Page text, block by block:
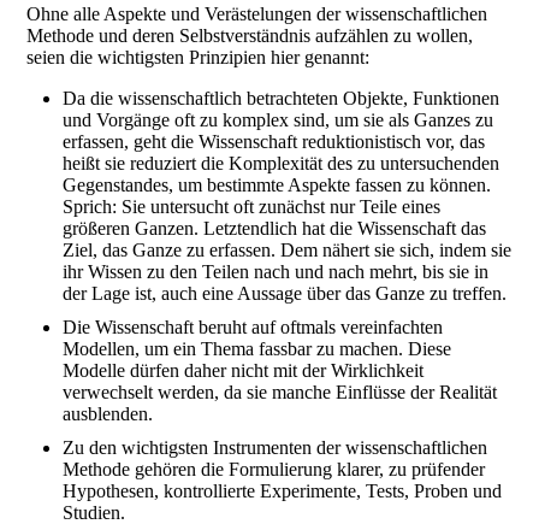
Ohne alle Aspekte und Verästelungen der wissenschaftlichen
Methode und deren Selbstverständnis aufzählen zu wollen,
seien die wichtigsten Prinzipien hier genannt:
Da die wissenschaftlich betrachteten Objekte, Funktionen
und Vorgänge oft zu komplex sind, um sie als Ganzes zu
erfassen, geht die Wissenschaft reduktionistisch vor, das
heißt sie reduziert die Komplexität des zu untersuchenden
Gegenstandes, um bestimmte Aspekte fassen zu können.
Sprich: Sie untersucht oft zunächst nur Teile eines
größeren Ganzen. Letztendlich hat die Wissenschaft das
Ziel, das Ganze zu erfassen. Dem nähert sie sich, indem sie
ihr Wissen zu den Teilen nach und nach mehrt, bis sie in
der Lage ist, auch eine Aussage über das Ganze zu treffen.
Die Wissenschaft beruht auf oftmals vereinfachten
Modellen, um ein Thema fassbar zu machen. Diese
Modelle dürfen daher nicht mit der Wirklichkeit
verwechselt werden, da sie manche Einflüsse der Realität
ausblenden.
Zu den wichtigsten Instrumenten der wissenschaftlichen
Methode gehören die Formulierung klarer, zu prüfender
Hypothesen, kontrollierte Experimente, Tests, Proben und
Studien.